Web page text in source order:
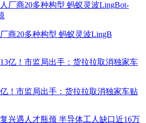
商20多种构型 蚂蚁灵波LingB
！市监局出手：货拉拉取消独家车贴